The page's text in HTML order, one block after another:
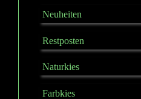
Neuheiten
Restposten
Naturkies
Farbkies